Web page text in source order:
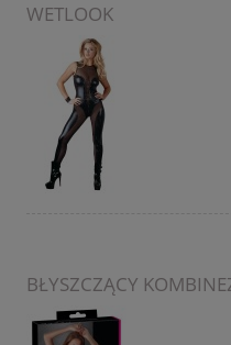
WETLOOK
BŁYSZCZĄCY